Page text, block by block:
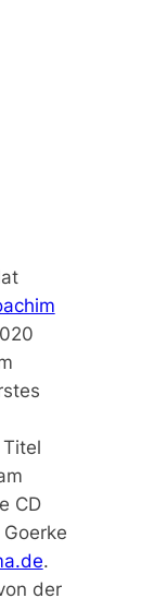
CD
.
der